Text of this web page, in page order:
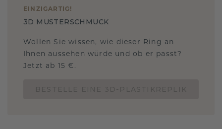
EINZIGARTIG !
3D MUSTERSCHMUCK
Wollen Sie wissen, wie dieser Ring an
Ihnen aussehen würde und ob er passt?
Jetzt ab 15 €.